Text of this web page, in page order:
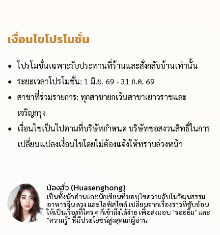
เงื่อนไขโปรโมชั่น
โปรโมชั่นเฉพาะรับประทานที่ร้านและสั่งกลับบ้านเท่านั้น
ระยะเวลาโปรโมชั่น: 1 มิ.ย. 69 - 31 ก.ค. 69
สาขาที่ร่วมรายการ: ทุกสาขายกเว้นสาขาเยาวราชและ
เจริญกรุง
เงื่อนไขเป็นไปตามที่บริษัทกำหนด บริษัทขอสงวนสิทธิ์ในการ
เปลี่ยนแปลงเงื่อนไขโดยไม่ต้องแจ้งให้ทราบล่วงหน้า
น้องฮั่ว (Huasenghong)
เป็นทั้งนักอ่านและนักเขียนที่ชอบไขความลับในวัฒนธรรม
อาหารจีน ดวง และไลฟ์สไตล์ เปลี่ยนจากเรื่องราวที่ซับซ้อน
ให้เป็นเรื่องที่ใคร ๆ ก็เข้าถึงได้ง่าย เพื่อส่งมอบ "รอยยิ้ม" และ
"ความรู้" ที่มีประโยชน์สูงสุดแก่ผู้อ่าน